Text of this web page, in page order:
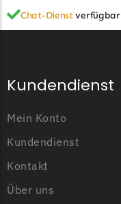
Segway
Sunseeker Messer
TECH Line
TECH Line Messer
Begrenzungsdraht
Texas
Chat-Dienstverfügbar
Kundendienst
Mein Konto
Kundendienst
Kontakt
Über uns